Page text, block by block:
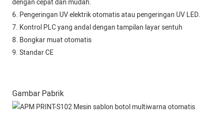
dengan cepat dan mudah.
6. Pengeringan UV elektrik otomatis atau pengeringan UV LED.
7. Kontrol PLC yang andal dengan tampilan layar sentuh
8. Bongkar muat otomatis
9. Standar CE
Gambar Pabrik